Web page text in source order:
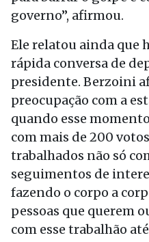
governo”, afirmou.
Ele relatou ainda que
rápida conversa de
presidente. Berzoini
preocupação com a
quando esse
com mais de 200
trabalhados não só
seguimentos de
fazendo o corpo a
pessoas que querem
com esse trabalhão